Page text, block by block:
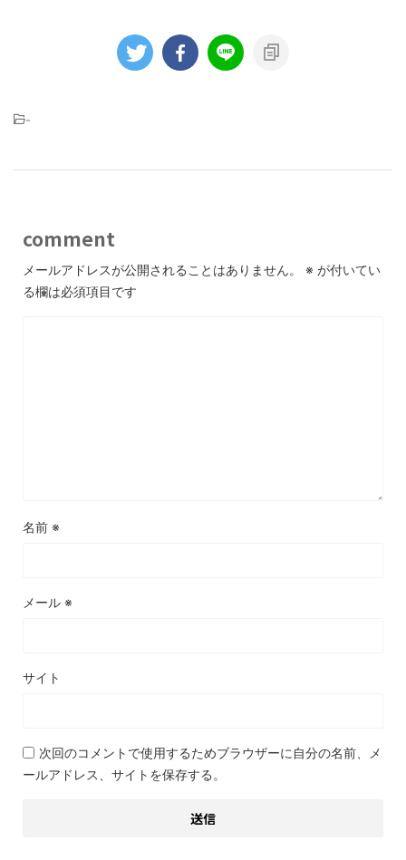
-
comment
メールアドレスが公開されることはありません。 ※ が付いてい
る欄は必須項目です
名前 ※
メール ※
サイト
次回のコメントで使用するためブラウザーに自分の名前、メ
ールアドレス、サイトを保存する。